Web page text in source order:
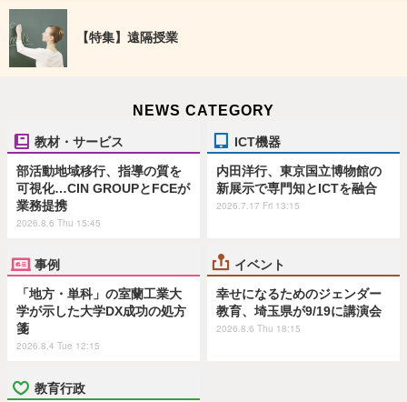
【特集】遠隔授業
NEWS CATEGORY
教材・サービス
部活動地域移行、指導の質を
可視化…CIN GROUPとFCEが
業務提携
2026.8.6 Thu 15:45
ICT機器
内田洋行、東京国立博物館の
新展示で専門知とICTを融合
2026.7.17 Fri 13:15
事例
「地方・単科」の室蘭工業大
学が示した大学DX成功の処方
箋
2026.8.4 Tue 12:15
イベント
幸せになるためのジェンダー
教育、埼玉県が9/19に講演会
2026.8.6 Thu 18:15
教育行政